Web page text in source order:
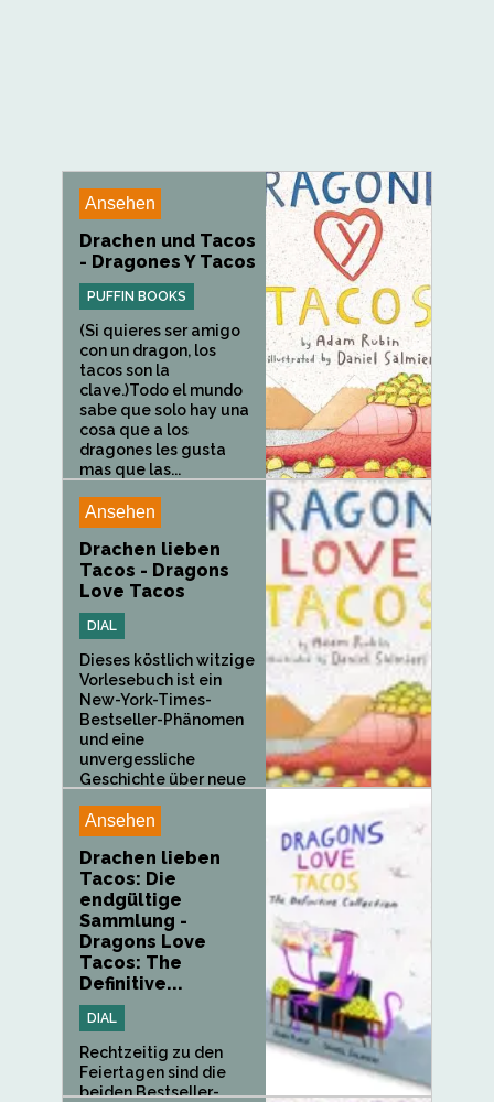
Ansehen
Drachen und Tacos
- Dragones Y Tacos
PUFFIN BOOKS
(Si quieres ser amigo
con un dragon, los
tacos son la
clave.)Todo el mundo
sabe que solo hay una
cosa que a los
dragones les gusta
mas que las...
Ansehen
Drachen lieben
Tacos - Dragons
Love Tacos
DIAL
Dieses köstlich witzige
Vorlesebuch ist ein
New-York-Times-
Bestseller-Phänomen
und eine
unvergessliche
Geschichte über neue
Ansehen
Drachen lieben
Tacos: Die
endgültige
Sammlung -
Dragons Love
Tacos: The
Definitive...
DIAL
Rechtzeitig zu den
Feiertagen sind die
beiden Bestseller-